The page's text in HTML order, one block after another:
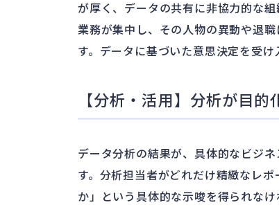
が厚く、データの共有に非協力的な
業務が集中し、その人物の異動や退
す。データに基づいた意思決定を受け
【分析・活用】分析が目
データ分析の結果が、具体的なビジ
す。分析担当者がどれだけ精緻なレ
か」という具体的な示唆を得られな